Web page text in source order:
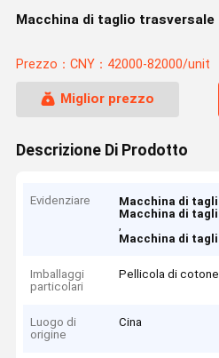
Macchina di taglio
Prezzo：CNY：42000-82000/unit
Miglior prezzo
Descrizione Di Prodotto
Evidenziare Macchina di
Macchina di
,
Macchina di
Imballaggi
particolari
Pellicola di
Luogo di
origine
Cina